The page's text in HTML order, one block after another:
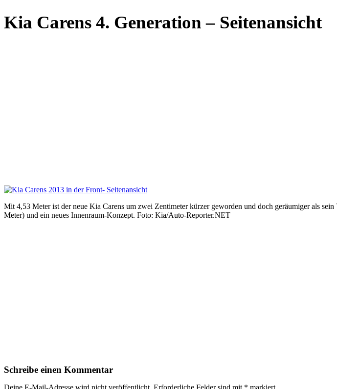
Kia Carens 4. Generation – Seitenansicht
Mit 4,53 Meter ist der neue Kia Carens um zwei Zentimeter kürzer geworden und doch geräumiger als
Meter) und ein neues Innenraum-Konzept. Foto: Kia/Auto-Reporter.NET
Schreibe einen Kommentar
Deine E-Mail-Adresse wird nicht veröffentlicht. Erforderliche Felder sind mit * markiert